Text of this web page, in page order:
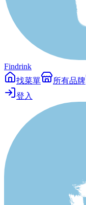
Findrink
找菜單
所有品牌
登入